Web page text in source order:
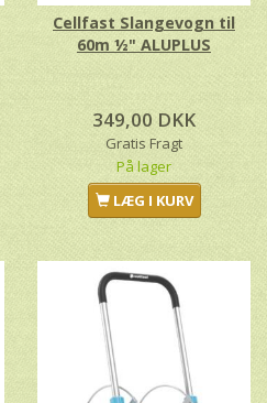
Cellfast Slangevogn til
60m ½" ALUPLUS
349,00 DKK
Gratis Fragt
På lager
LÆG I KURV